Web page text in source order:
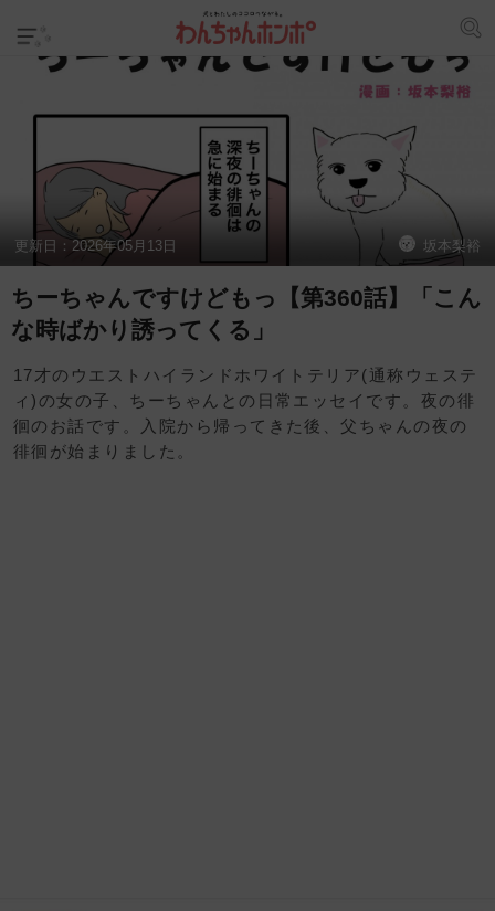
更新日： 2026年05月13日 坂本梨裕
ちーちゃんですけどもっ【第360話】「こん
な時ばかり誘ってくる」
17才のウエストハイランドホワイトテリア(通称ウェステ
ィ)の女の子、ちーちゃんとの日常エッセイです。夜の徘
徊のお話です。入院から帰ってきた後、父ちゃんの夜の
徘徊が始まりました。